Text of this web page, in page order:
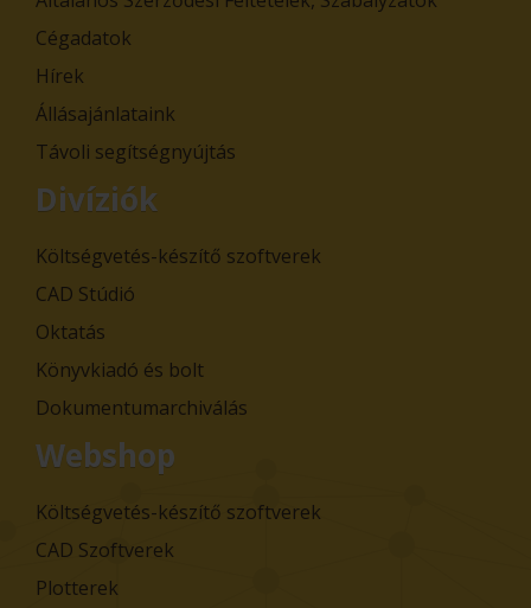
Cégadatok
Hírek
Állásajánlataink
Távoli segítségnyújtás
Divíziók
Költségvetés-készítő szoftverek
CAD Stúdió
Oktatás
Könyvkiadó és bolt
Dokumentumarchiválás
Webshop
Költségvetés-készítő szoftverek
CAD Szoftverek
Plotterek